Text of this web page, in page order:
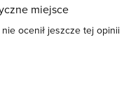
miejsce
ocenił jeszcze tej opinii